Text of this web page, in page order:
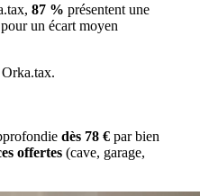
87 % présentent une
un écart moyen
dès 78 € par bien
offertes (cave, garage,